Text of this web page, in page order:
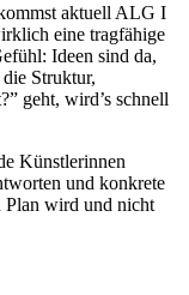
aktuell ALG I
eine tragfähige
Ideen sind da,
Struktur,
geht, wird’s schnell
Künstlerinnen
und konkrete
Plan wird und nicht